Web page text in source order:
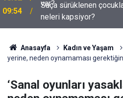
09:54
Suça sürüklenen
neleri kapsiyor?
Anasayfa Kadın ve Yaşam
yerine, neden oynamaması
‘Sanal oyunları